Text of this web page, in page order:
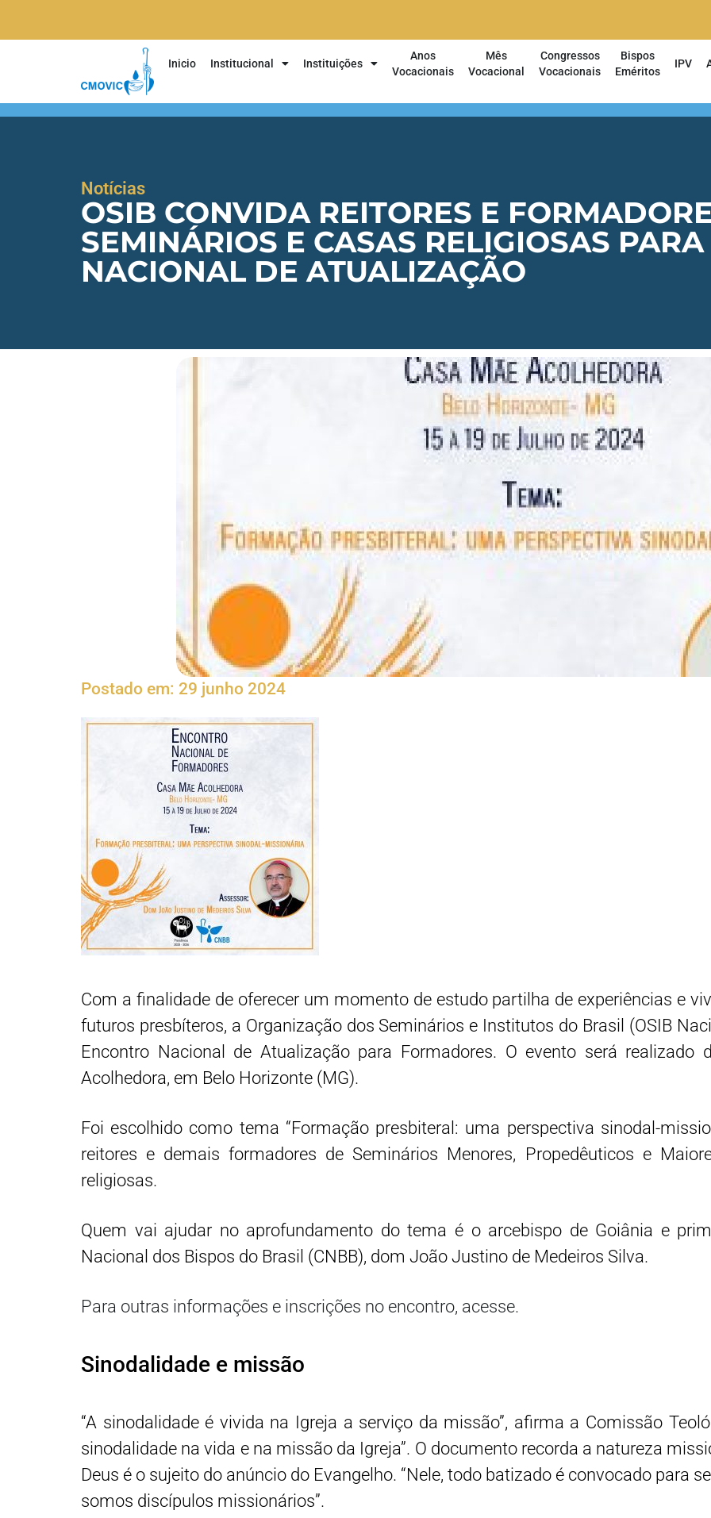
Inicio Institucional Instituições
Anos
Vocacionais
Mês
Vocacional
Congressos
Vocacionais
Bispos
Eméritos
IPV
Notícias
OSIB CONVIDA REITORES E
SEMINÁRIOS E CASAS RELIGIOSAS
NACIONAL DE ATUALIZAÇÃO
Postado em: 29 junho 2024
Com a finalidade de oferecer um momento de estudo partilha de experiências e
futuros presbíteros, a Organização dos Seminários e Institutos do Brasil (OSIB
Encontro Nacional de Atualização para Formadores. O evento será
Acolhedora, em Belo Horizonte (MG).
Foi escolhido como tema “Formação presbiteral: uma perspectiva sinodal-
reitores e demais formadores de Seminários Menores, Propedêuticos e
religiosas.
Quem vai ajudar no aprofundamento do tema é o arcebispo de Goiânia e
Nacional dos Bispos do Brasil (CNBB), dom João Justino de Medeiros Silva.
Para outras informações e inscrições no encontro, acesse.
Sinodalidade e missão
“A sinodalidade é vivida na Igreja a serviço da missão”, afirma a Comissão
sinodalidade na vida e na missão da Igreja”. O documento recorda a natureza
Deus é o sujeito do anúncio do Evangelho. “Nele, todo batizado é convocado para
somos discípulos missionários”.